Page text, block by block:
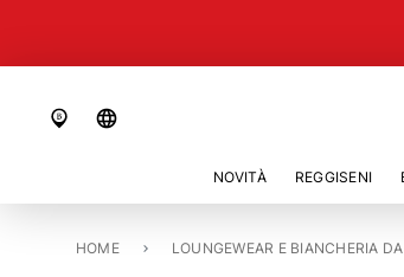
language
NOVITÀ REGGISENI
HOME LOUNGEWEAR E BIANCHERIA
PANTALONI «ALESSA»